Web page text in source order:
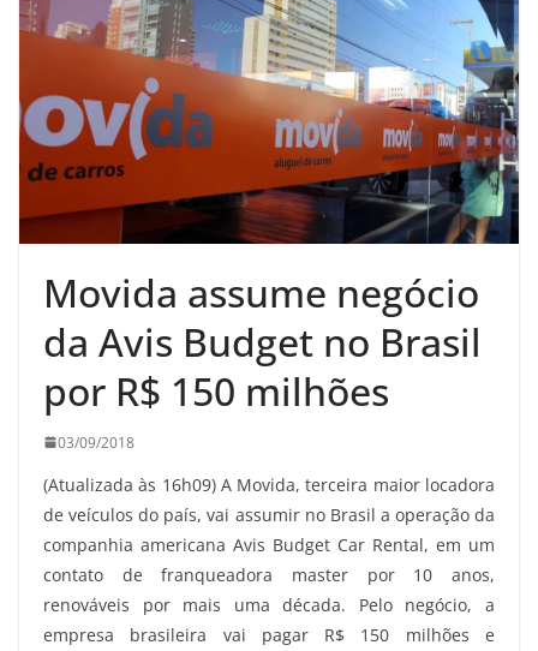
Movida assume negócio
da Avis Budget no Brasil
por R$ 150 milhões
03/09/2018
(Atualizada às 16h09) A Movida, terceira maior locadora
de veículos do país, vai assumir no Brasil a operação da
companhia americana Avis Budget Car Rental, em um
contato de franqueadora master por 10 anos,
renováveis por mais uma década. Pelo negócio, a
empresa brasileira vai pagar R$ 150 milhões e